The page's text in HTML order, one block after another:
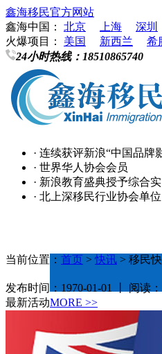
鑫海移民官方网站
鑫海中国：
北京 上海 深圳
火爆项目：
美国 新西兰
希
24小时热线： 18510865740
· 连续获评新浪“中国品牌
· 世界华人协会会员
· 新浪教育盛典授予综合
· 北上深移民行业协会单位
当前位置： 首页 >快讯 > 移民
发布时间：1970-01-01 丨 阅读：
最新活动MORE >>